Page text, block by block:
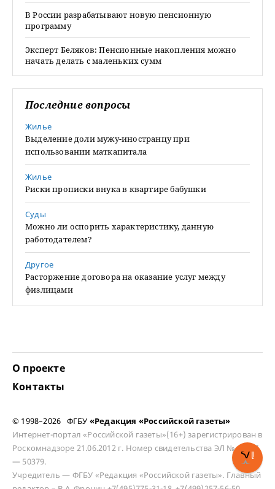
В России разрабатывают новую пенсионную
программу
Эксперт Беляков: Пенсионные накопления можно
начать делать с маленьких сумм
Последние вопросы
Жилье
Выделение доли мужу-иностранцу при
использовании маткапитала
Жилье
Риски прописки внука в квартире бабушки
Суды
Можно ли оспорить характеристику, данную
работодателем?
Другое
Расторжение договора на оказание услуг между
физлицами
О проекте
Контакты
© 1998–2026 ФГБУ «Редакция «Российской газеты»
Интернет-портал «Российской газеты»(16+) зарегистрирован в
Роскомнадзоре 21.06.2012 г. Номер свидетельства ЭЛ № ФС 77
— 50379.
Учредитель — ФГБУ «Редакция «Российской газеты». Главный